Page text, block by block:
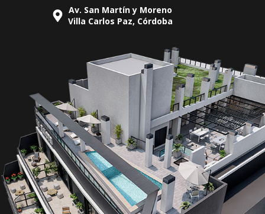
Av. San Martín y Moreno
Villa Carlos Paz, Córdoba